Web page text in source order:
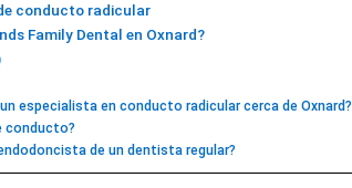
conducto radicular
Family Dental en Oxnard?
especialista en conducto radicular cerca de Oxnard?
conducto?
de un dentista regular?